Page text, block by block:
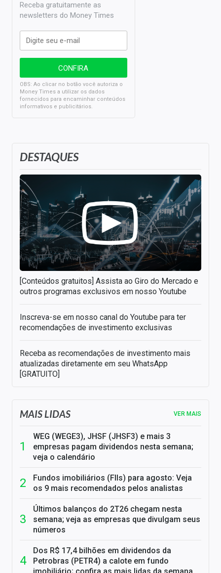
DESTAQUES
[Conteúdos gratuitos] Assista ao Giro do Mercado e
outros programas exclusivos em nosso Youtube
Inscreva-se em nosso canal do Youtube para ter
recomendações de investimento exclusivas
Receba as recomendações de investimento mais
atualizadas diretamente em seu WhatsApp
[GRATUITO]
Receba gratuitamente as
newsletters do Money Times
OBS: Ao clicar no botão você autoriza o
Money Times a utilizar os dados
fornecidos para encaminhar conteúdos
informativos e publicitários.
MAIS LIDAS VER MAIS
WEG (WEGE3), JHSF (JHSF3) e mais 3
empresas pagam dividendos nesta semana;
veja o calendário
Fundos imobiliários (FIIs) para agosto: Veja
os 9 mais recomendados pelos analistas
Últimos balanços do 2T26 chegam nesta
semana; veja as empresas que divulgam seus
números
Dos R$ 17,4 bilhões em dividendos da
Petrobras (PETR4) a calote em fundo